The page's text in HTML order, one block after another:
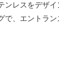
レスをデザ
、エントラ